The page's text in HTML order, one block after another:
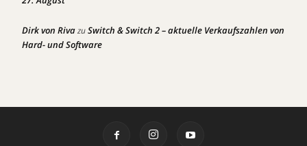
Dirk von RivazuSwitch & Switch 2 – aktuelle Verkaufszahlen von
Hard- und Software